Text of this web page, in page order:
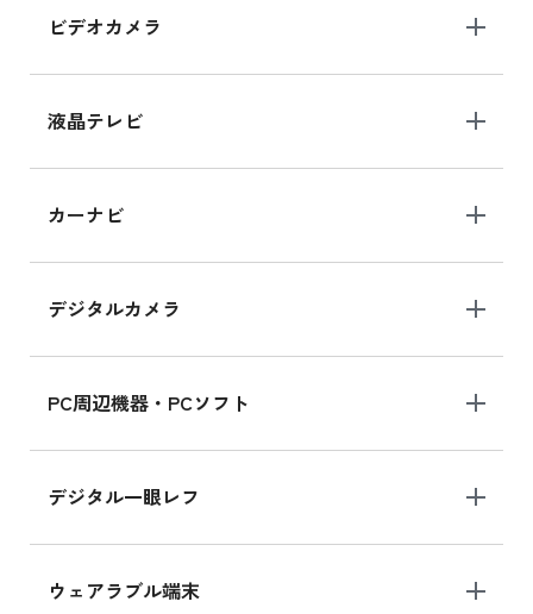
ビデオカメラ
液晶テレビ
カーナビ
デジタルカメラ
PC周辺機器・PCソフト
デジタル一眼レフ
ウェアラブル端末
iPhone 15 128GB シリーズ
iPhone 15 128GB の新品買取価格
MK2K3J/Aの新品買取価格はこちら